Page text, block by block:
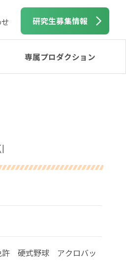
研究生募集情報
専属プロダクション
許 硬式野球 アクロバッ